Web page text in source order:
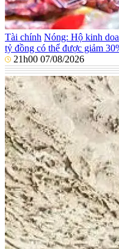
Tài chính Nóng: Hộ kinh
tỷ đồng có thể được giảm
21h00 07/08/2026